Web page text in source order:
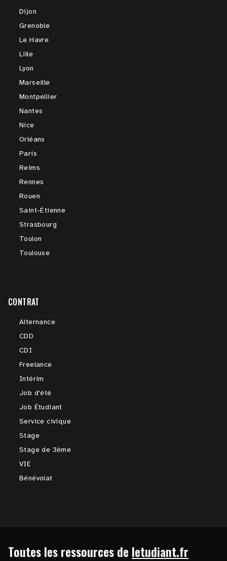
Dijon
Grenoble
Le Havre
Lille
Lyon
Marseille
Montpellier
Nantes
Nice
Orléans
Paris
Reims
Rennes
Rouen
Saint-Étienne
Strasbourg
Toulon
Toulouse
CONTRAT
Alternance
CDD
CDI
Freelance
Intérim
Job d'été
Job Étudiant
Service civique
Stage
Stage de 3ème
VIE
Bénévolat
Toutes les ressources de letudiant.fr